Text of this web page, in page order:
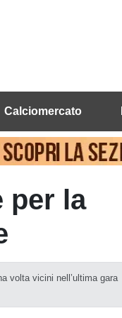
Calciomercato
per la
volta vicini nell’ultima gara